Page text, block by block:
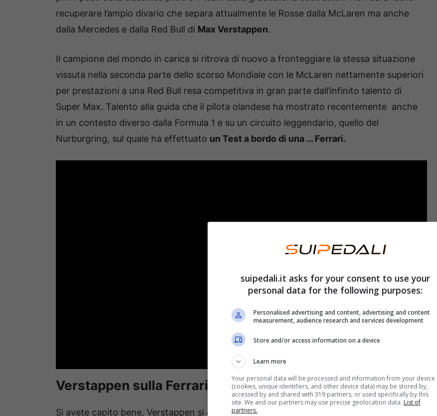
recuperare l’ampio divario che separa attualmente le Rosse dalla McLaren ma anche
dalla Mercedes e dalla Red Bull di Max Verstappen.
Il campione del mondo in carica si ritrova di nuovo a fronteggiare la stessa situazione
vissuta nella seconda parte dello scorso Mondiale con le McLaren nettamente superiori
per prestazioni a una Red Bull resa competitiva in gran parte dall’infinito talento di
Super Max. Talento alla guida che il pilota olandese ha mostrato recentemente anche
in un contesto diverso dalla Formula 1 e su un circuito leggendario, quello del
Nurburgring, sul quale ha effettuato un Test a bordo di una … Ferrari.
Verstappen sulla Ferrari, eccolo: ci sono anche le foto
Si avete capito bene, Verstappen si è messo al volante di
suipedali.it asks for your consent to use your
personal data for the following purposes:
Personalised advertising and content, advertising and content
measurement, audience research and services development
Store and/or access information on a device
Learn more
Your personal data will be processed and information from your device
(cookies, unique identifiers, and other device data) may be stored by,
accessed by and shared with 319 partners, or used specifically by this
site. We and our partners may use precise geolocation data. List of
partners.